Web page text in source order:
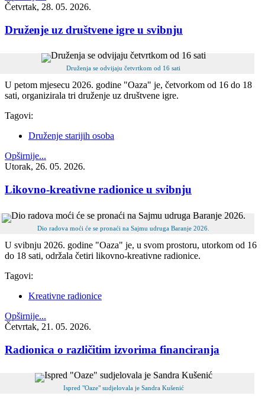
Četvrtak, 28. 05. 2026.
Druženje uz društvene igre u svibnju
Druženja se odvijaju četvrtkom od 16 sati
U petom mjesecu 2026. godine "Oaza" je, četvorkom od 16 do 18
sati, organizirala tri druženje uz društvene igre.
Tagovi:
Druženje starijih osoba
Opširnije...
Utorak, 26. 05. 2026.
Likovno-kreativne radionice u svibnju
Dio radova moći će se pronaći na Sajmu udruga Baranje 2026.
U svibnju 2026. godine "Oaza" je, u svom prostoru, utorkom od 16
do 18 sati, održala četiri likovno-kreativne radionice.
Tagovi:
Kreativne radionice
Opširnije...
Četvrtak, 21. 05. 2026.
Radionica o različitim izvorima financiranja
Ispred "Oaze" sudjelovala je Sandra Kušenić